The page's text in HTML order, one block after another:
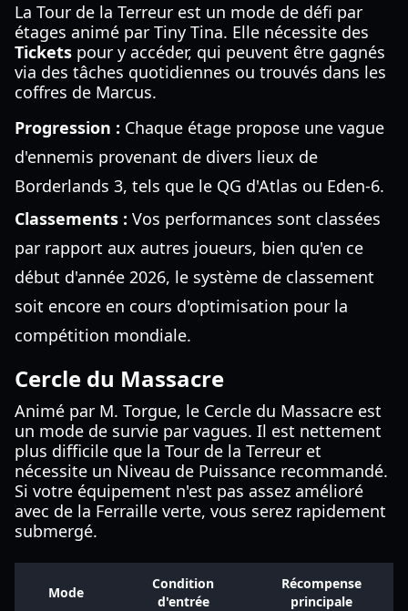
La Tour de la Terreur est un mode de défi par
étages animé par Tiny Tina. Elle nécessite des
Tickets pour y accéder, qui peuvent être gagnés
via des tâches quotidiennes ou trouvés dans les
coffres de Marcus.
Progression : Chaque étage propose une vague
d'ennemis provenant de divers lieux de
Borderlands 3, tels que le QG d'Atlas ou Eden-6.
Classements : Vos performances sont classées
par rapport aux autres joueurs, bien qu'en ce
début d'année 2026, le système de classement
soit encore en cours d'optimisation pour la
compétition mondiale.
Cercle du Massacre
Animé par M. Torgue, le Cercle du Massacre est
un mode de survie par vagues. Il est nettement
plus difficile que la Tour de la Terreur et
nécessite un Niveau de Puissance recommandé.
Si votre équipement n'est pas assez amélioré
avec de la Ferraille verte, vous serez rapidement
submergé.
Mode
Condition
d'entrée
Récompense
principale